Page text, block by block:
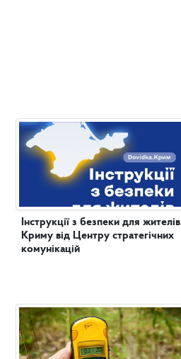
Інструкції з безпеки для жителів
Криму від Центру стратегічних
комунікацій